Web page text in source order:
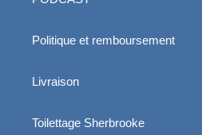
Politique et remboursement
Livraison
Toilettage Sherbrooke